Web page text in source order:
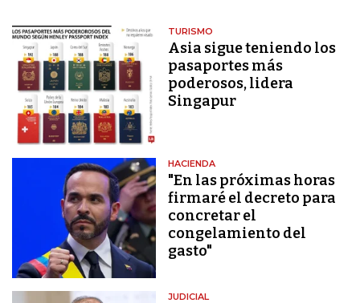
TURISMO
Asia sigue teniendo los
pasaportes más
poderosos, lidera
Singapur
HACIENDA
"En las próximas horas
firmaré el decreto para
concretar el
congelamiento del
gasto"
JUDICIAL